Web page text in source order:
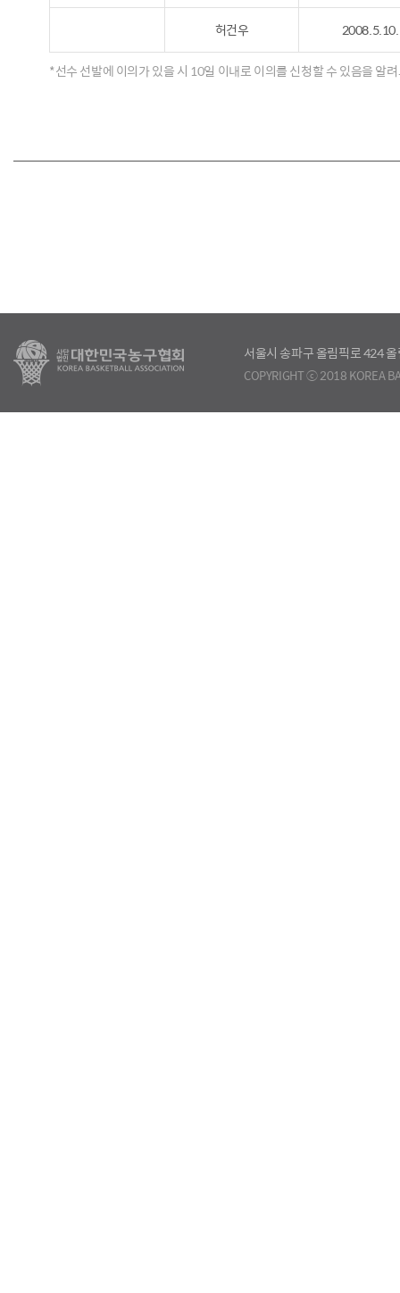
허건우 2008.5.10.
*선수 선발에 이의가 있을 시 10일 이내로 이의를 신청할 수 있음을 알
서울시 송파구 올림픽로 424
COPYRIGHT ⓒ 2018 KOREA